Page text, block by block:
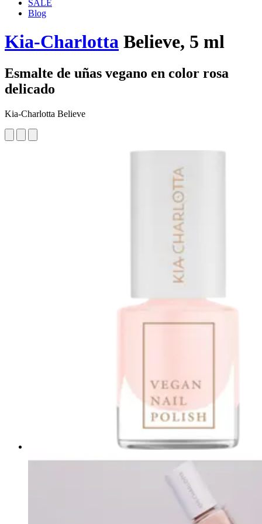
SALE
Blog
Kia-Charlotta Believe, 5 ml
Esmalte de uñas vegano en color rosa
delicado
Kia-Charlotta Believe